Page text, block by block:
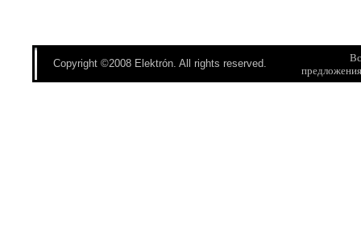
Copyright ©2008 Elektrón. All rights reserved.
предложения